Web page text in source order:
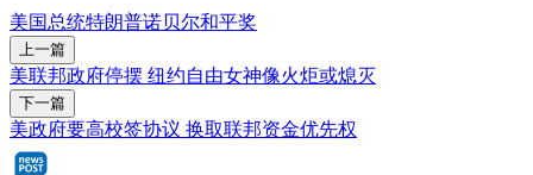
美国总统特朗普诺贝尔和平奖
上一篇
美联邦政府停摆 纽约自由女神像火炬或熄灭
下一篇
美政府要高校签协议 换取联邦资金优先权